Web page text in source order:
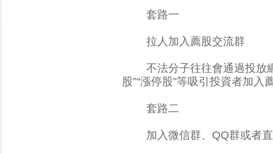
套路一
拉人加入薦股交流群
不法分子往往會通過投放網
股”“漲停股”等吸引投資者加入薦
套路二
加入微信群、QQ群或